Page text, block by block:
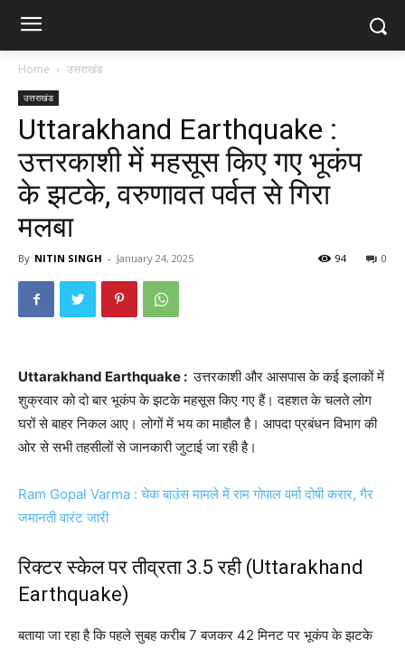
Home उत्तराखंड
उत्तराखंड
Uttarakhand Earthquake :
उत्तरकाशी में महसूस किए गए भूकंप
के झटके, वरुणावत पर्वत से गिरा
मलबा
By NITIN SINGH - January 24, 2025 0
94
Uttarakhand Earthquake : उत्तरकाशी और आसपास के कई इलाकों में
शुक्रवार को दो बार भूकंप के झटके महसूस किए गए हैं। दहशत के चलते लोग
घरों से बाहर निकल आए। लोगों में भय का माहौल है। आपदा प्रबंधन विभाग की
ओर से सभी तहसीलों से जानकारी जुटाई जा रही है।
Ram Gopal Varma : चेक बाउंस मामले में राम गोपाल वर्मा दोषी करार, गैर
जमानती वारंट जारी
रिक्टर स्केल पर तीव्रता 3.5 रही (Uttarakhand
Earthquake)
बताया जा रहा है कि पहले सुबह करीब 7 बजकर 42 मिनट पर भूकंप के झटके